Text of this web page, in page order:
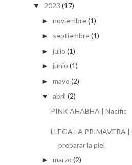
▼ 2023 (17)
► noviembre(1)
► septiembre(1)
► julio (1)
► junio (1)
► mayo (2)
▼ abril (2)
PINK AHABHA | Nacific
LLEGA LA PRIMAVERA |
preparar la piel
► marzo (2)